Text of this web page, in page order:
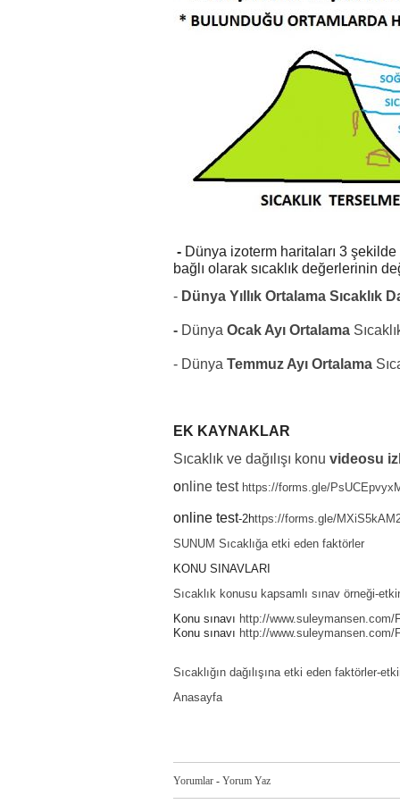
- Dünya izoterm haritaları 3
bağlı olarak sıcaklık değerlerinin
- Dünya Yıllık Ortalama Sıcaklık
- Dünya Ocak Ayı Ortalama
- Dünya Temmuz Ayı Ortalama
EK KAYNAKLAR
Sıcaklık ve dağılışı konu videosu
online testhttps://forms.gle/
online test-2https://forms.gle/
SUNUM Sıcaklığa etki eden faktörler
KONU SINAVLARI
Sıcaklık konusu kapsamlı sınav örneği-
Konu sınavı http://
Konu sınavı http://
Sıcaklığın dağılışına etki eden faktörler-
Anasayfa
Yorumlar - Yorum Yaz